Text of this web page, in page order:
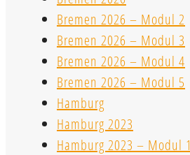
Bremen 2026 – Modul 2
Bremen 2026 – Modul 3
Bremen 2026 – Modul 4
Bremen 2026 – Modul 5
Hamburg
Hamburg 2023
Hamburg 2023 – Modul 1